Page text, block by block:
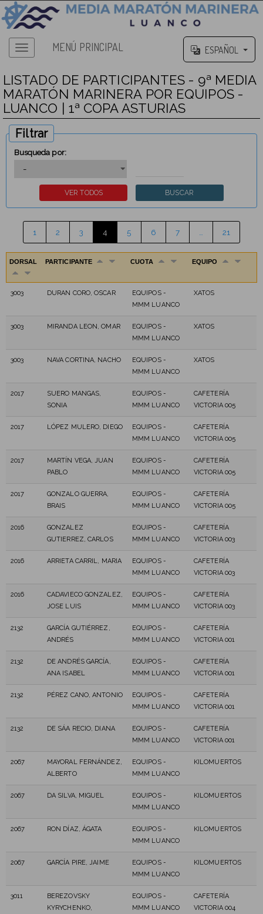
MENÚ PRINCIPAL ESPAÑOL
LISTADO DE PARTICIPANTES - 9ª MEDIA
MARATÓN MARINERA POR EQUIPOS -
LUANCO | 1ª COPA ASTURIAS
Filtrar
Busqueda por:
1 2 3 4 5 6 7 21
DORSAL PARTICIPANTE CUOTA EQUIPO
3003 DURAN CORO, OSCAR
EQUIPOS -
MMM LUANCO
XATOS
3003 MIRANDA LEON, OMAR
EQUIPOS -
MMM LUANCO
XATOS
3003 NAVA CORTINA, NACHO
EQUIPOS -
MMM LUANCO
XATOS
2017
SUERO MANGAS,
SONIA
EQUIPOS -
MMM LUANCO
CAFETERÍA
VICTORIA 005
2017 LÓPEZ MULERO, DIEGO
EQUIPOS -
MMM LUANCO
CAFETERÍA
VICTORIA 005
2017
MARTÍN VEGA, JUAN
PABLO
EQUIPOS -
MMM LUANCO
CAFETERÍA
VICTORIA 005
2017
GONZALO GUERRA,
BRAIS
EQUIPOS -
MMM LUANCO
CAFETERÍA
VICTORIA 005
2016
GONZALEZ
GUTIERREZ, CARLOS
EQUIPOS -
MMM LUANCO
CAFETERÍA
VICTORIA 003
2016 ARRIETA CARRIL, MARIA
EQUIPOS -
MMM LUANCO
CAFETERÍA
VICTORIA 003
2016
CADAVIECO GONZALEZ,
JOSE LUIS
EQUIPOS -
MMM LUANCO
CAFETERÍA
VICTORIA 003
2132
GARCÍA GUTIÉRREZ,
ANDRÉS
EQUIPOS -
MMM LUANCO
CAFETERÍA
VICTORIA 001
2132
DE ANDRÉS GARCÍA,
ANA ISABEL
EQUIPOS -
MMM LUANCO
CAFETERÍA
VICTORIA 001
2132 PÉREZ CANO, ANTONIO
EQUIPOS -
MMM LUANCO
CAFETERÍA
VICTORIA 001
2132 DE SÁA RECIO, DIANA
EQUIPOS -
MMM LUANCO
CAFETERÍA
VICTORIA 001
2067
MAYORAL FERNÁNDEZ,
ALBERTO
EQUIPOS -
MMM LUANCO
KILOMUERTOS
2067 DA SILVA, MIGUEL
EQUIPOS -
MMM LUANCO
KILOMUERTOS
2067 RON DÍAZ, ÁGATA
EQUIPOS -
MMM LUANCO
KILOMUERTOS
2067 GARCÍA PIRE, JAIME
EQUIPOS -
MMM LUANCO
KILOMUERTOS
3011
BEREZOVSKY
KYRYCHENKO,
EQUIPOS -
MMM LUANCO
CAFETERÍA
VICTORIA 004